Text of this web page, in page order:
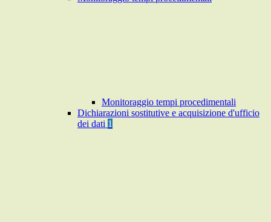
Monitoraggio tempi procedimentali
Dichiarazioni sostitutive e acquisizione d'ufficio
dei dati 1